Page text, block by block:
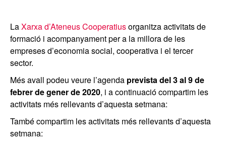
LaXarxa d’Ateneus Cooperatiusorganitza activitats de
formació i acompanyament per a la millora de les
empreses d’economia social, cooperativa i el tercer
sector.
Més avall podeu veure l’agenda prevista del 3 al 9 de
febrer de gener de 2020, i a continuació compartim les
activitats més rellevants d’aquesta setmana:
També compartim les activitats més rellevants d’aquesta
setmana: